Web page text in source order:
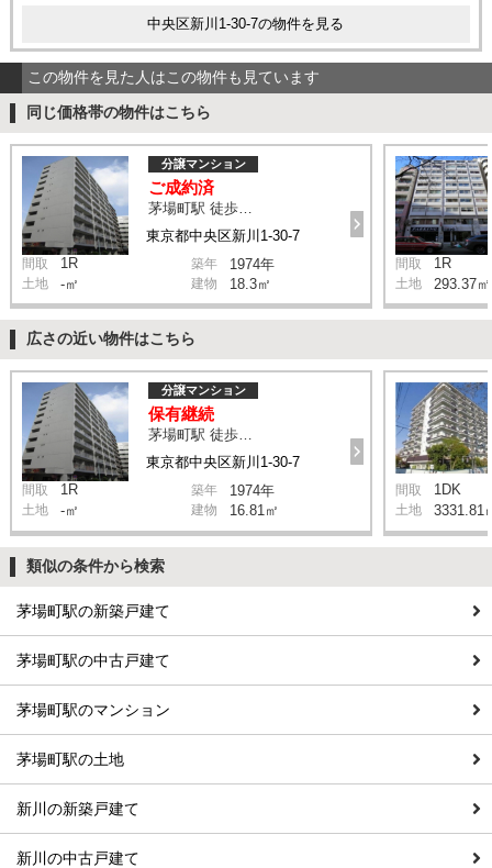
中央区新川1-30-7の物件を見る
この物件を見た人はこの物件も見ています
同じ価格帯の物件はこちら
東京都中央区新川1-30-7
分譲マンション
ご成約済
間取 1R 築年 1974年
土地 -㎡ 建物 18.3㎡
間取 1R
土地 293.37㎡
広さの近い物件はこちら
東京都中央区新川1-30-7
分譲マンション
保有継続
茅場町駅 徒歩8分
間取 1R 築年 1974年
土地 -㎡ 建物 16.81㎡
間取 1DK
土地 3331.81
類似の条件から検索
茅場町駅の新築戸建て
茅場町駅の中古戸建て
茅場町駅のマンション
茅場町駅の土地
新川の新築戸建て
新川の中古戸建て